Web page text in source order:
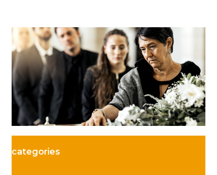
categories